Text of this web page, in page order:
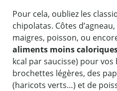
Pour cela, oubliez les
chipolatas. Côtes
maigres, poisson, ou
aliments moins
kcal par saucisse) pour vos
brochettes légères, des
(haricots verts…) et de